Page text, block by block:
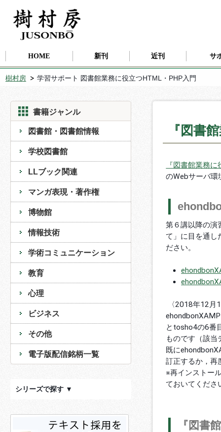
HOME 新刊 近刊 サ
樹村房 学習サポート 図書館業務に役立つHTML・PHP入門
書籍ジャンル
図書館・図書館情報
学校図書館
LLブック関連
マンガ表現・著作権
博物館
情報技術
学術コミュニケーション
教育
心理
ビジネス
その他
電子版配信銘柄一覧
シリーズで探す ▼
『図書
『図書館業務
のWebサーバ環
第６講以降の演
て」に目を通し
ださい。
〈2018年12月
とtosho4の6番
ものです（該
既に
訂正するか，再
※再インストー
ておいてくださ
『図書